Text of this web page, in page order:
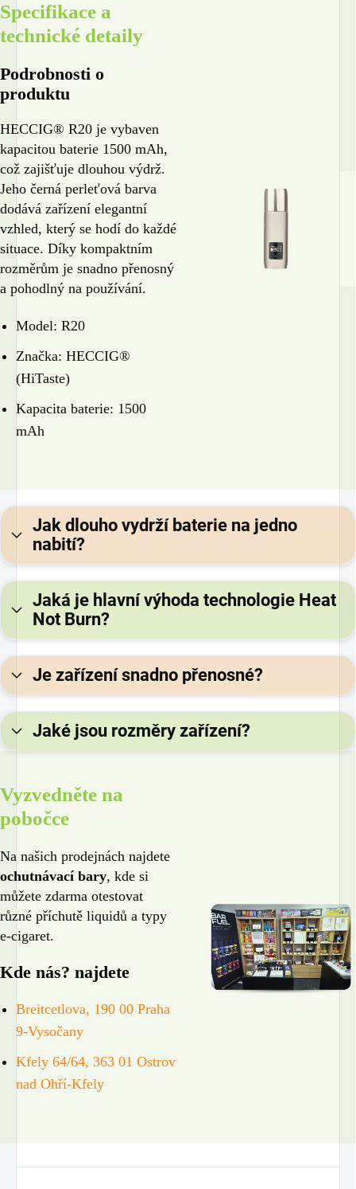
Specifikace a
technické detaily
Podrobnosti o
produktu
HECCIG® R20 je vybaven
kapacitou baterie 1500 mAh,
což zajišťuje dlouhou výdrž.
Jeho černá perleťová barva
dodává zařízení elegantní
vzhled, který se hodí do každé
situace. Díky kompaktním
rozměrům je snadno přenosný
a pohodlný na používání.
Model: R20
Značka: HECCIG®
(HiTaste)
Kapacita baterie: 1500
mAh
Jak dlouho vydrží baterie na jedno
nabití?
Jaká je hlavní výhoda technologie Heat
Not Burn?
Je zařízení snadno přenosné?
Jaké jsou rozměry zařízení?
Vyzvedněte na
pobočce
Na našich prodejnách najdete
ochutnávací bary, kde si
můžete zdarma otestovat
různé příchutě liquidů a typy
e-cigaret.
Kde nás? najdete
Breitcetlova, 190 00 Praha
9-Vysočany
Kfely 64/64, 363 01 Ostrov
nad Ohří-Kfely